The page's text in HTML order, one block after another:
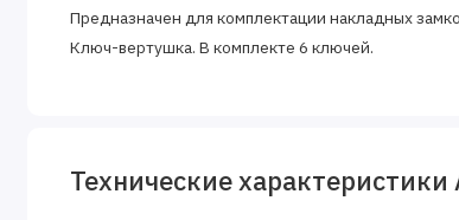
Предназначен для комплектации накладных
Ключ-вертушка. В комплекте 6 ключей.
Технические